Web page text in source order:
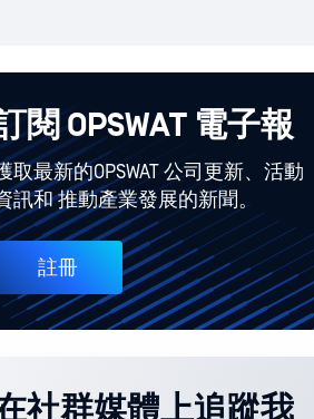
閱 OPSWAT 電子報
取最新的OPSWAT 公司更新、活動
訊和 推動產業發展的新聞。
註冊
社群媒體上追蹤我